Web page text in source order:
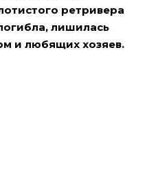
ретривера
лишилась
и любящих хозяев.